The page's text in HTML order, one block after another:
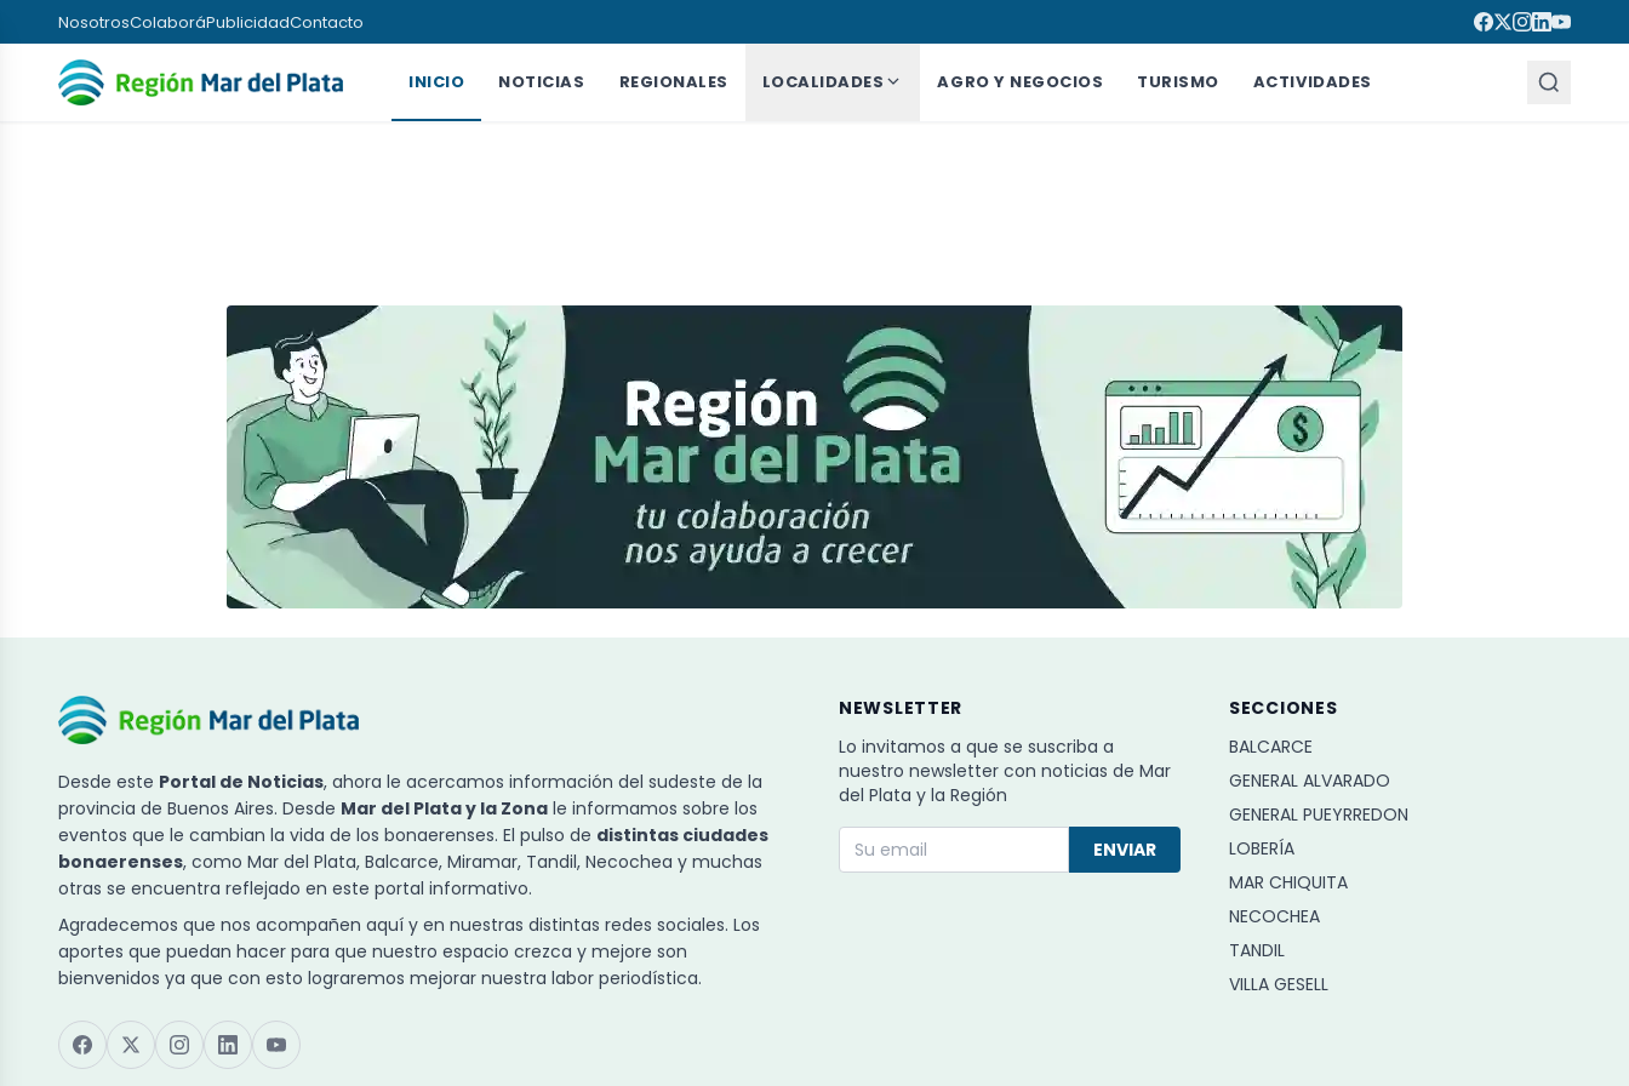
NosotrosColaboráPublicidadContacto
INICIO NOTICIAS REGIONALES LOCALIDADES AGRO Y NEGOCIOS TURISMO ACTIVIDADES
Desde este Portal de Noticias, ahora le acercamos información del sudeste de la
provincia de Buenos Aires. Desde Mar del Plata y la Zona le informamos sobre los
eventos que le cambian la vida de los bonaerenses. El pulso de distintas ciudades
bonaerenses, como Mar del Plata, Balcarce, Miramar, Tandil, Necochea y muchas
otras se encuentra reflejado en este portal informativo.
Agradecemos que nos acompañen aquí y en nuestras distintas redes sociales. Los
aportes que puedan hacer para que nuestro espacio crezca y mejore son
bienvenidos ya que con esto lograremos mejorar nuestra labor periodística.
NEWSLETTER
Lo invitamos a que se suscriba a
nuestro newsletter con noticias de Mar
del Plata y la Región
ENVIAR
SECCIONES
BALCARCE
GENERAL ALVARADO
GENERAL PUEYRREDON
LOBERÍA
MAR CHIQUITA
NECOCHEA
TANDIL
VILLA GESELL